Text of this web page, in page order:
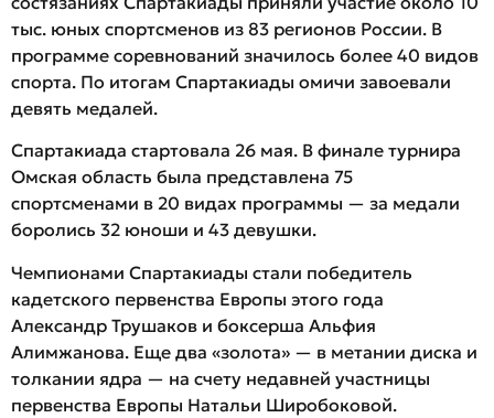
тыс. юных спортсменов из 83 регионов России. В
программе соревнований значилось более 40 видов
спорта. По итогам Спартакиады омичи завоевали
девять медалей.
Спартакиада стартовала 26 мая. В финале турнира
Омская область была представлена 75
спортсменами в 20 видах программы — за медали
боролись 32 юноши и 43 девушки.
Чемпионами Спартакиады стали победитель
кадетского первенства Европы этого года
Александр Трушаков и боксерша Альфия
Алимжанова. Еще два «золота» — в метании диска и
толкании ядра — на счету недавней участницы
первенства Европы Натальи Широбоковой.